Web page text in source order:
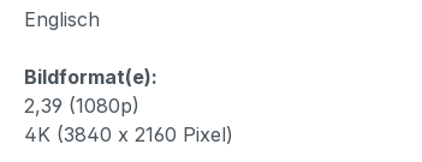
Englisch
Bildformat(e):
2,39 (1080p)
4K (3840 x 2160 Pixel)